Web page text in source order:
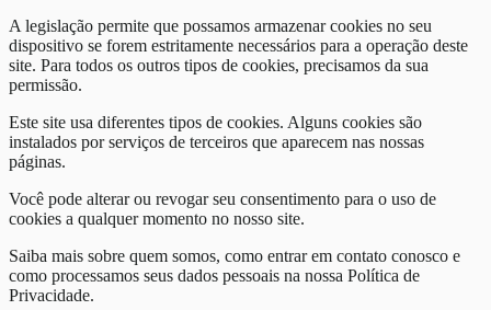
A legislação permite que possamos armazenar cookies no seu
dispositivo se forem estritamente necessários para a operação deste
site. Para todos os outros tipos de cookies, precisamos da sua
permissão.
Este site usa diferentes tipos de cookies. Alguns cookies são
instalados por serviços de terceiros que aparecem nas nossas
páginas.
Você pode alterar ou revogar seu consentimento para o uso de
cookies a qualquer momento no nosso site.
Saiba mais sobre quem somos, como entrar em contato conosco e
como processamos seus dados pessoais na nossa Política de
Privacidade.